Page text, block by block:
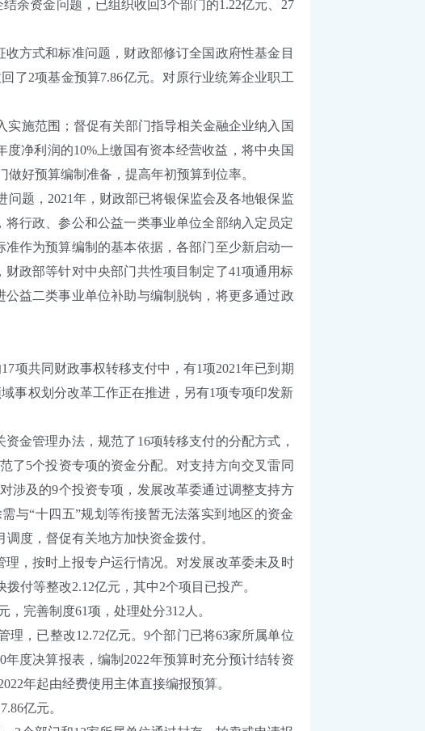
余资金问题，已组织收回3个部门的1.22亿元、27
方式和标准问题，财政部修订全国政府性基金目
了2项基金预算7.86亿元。对原行业统筹企业职工
施范围；督促有关部门指导相关金融企业纳入国
净利润的10%上缴国有资本经营收益，将中央国
好预算编制准备，提高年初预算到位率。
题，2021年，财政部已将银保监会及各地银保监
行政、参公和公益一类事业单位全部纳入定员定
作为预算编制的基本依据，各部门至少新启动一
政部等针对中央部门共性项目制定了41项通用标
益二类事业单位补助与编制脱钩，将更多通过政
共同财政事权转移支付中，有1项2021年已到期
事权划分改革工作正在推进，另有1项专项印发新
管理办法，规范了16项转移支付的分配方式，
了5个投资专项的资金分配。对支持方向交叉雷同
涉及的9个投资专项，发展改革委通过调整支持方
与“十四五”规划等衔接暂无法落实到地区的资金
度，督促有关地方加快资金拨付。
，按时上报专户运行情况。对发展改革委未及时
付等整改2.12亿元，其中2个项目已投产。
完善制度61项，处理处分312人。
，已整改12.72亿元。9个部门已将63家所属单位
度决算报表，编制2022年预算时充分预计结转资
年起由经费使用主体直接编报预算。
亿元。